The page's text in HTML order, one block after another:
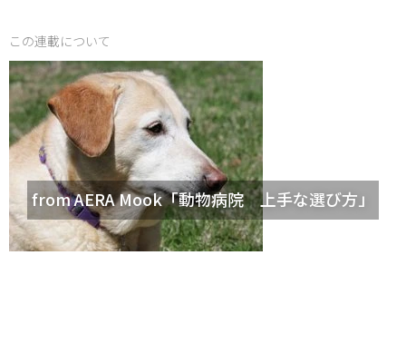
この連載について
from AERA Mook「動物病院 上手な選び方」